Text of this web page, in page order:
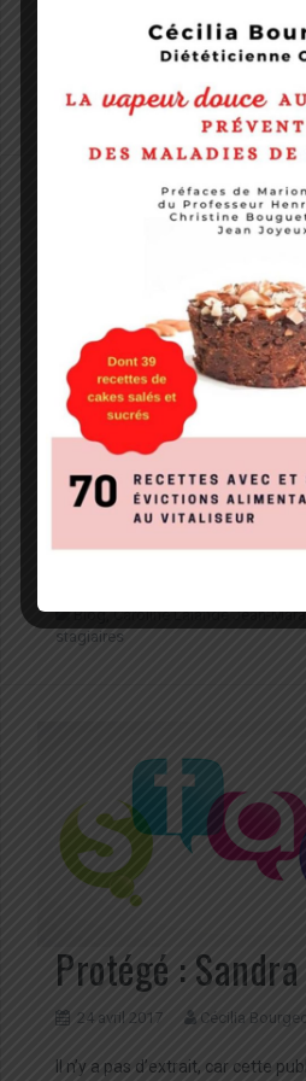
29 mai 2017 Cécilia
Estelle Houver,Présentation des
Protégé :
Jean-Marault
Blog,Caroline Lalande Jean-
stagiaires
Protégé :
24 avril 2017 Cécilia
Il n’y a pas d’extrait, car cette